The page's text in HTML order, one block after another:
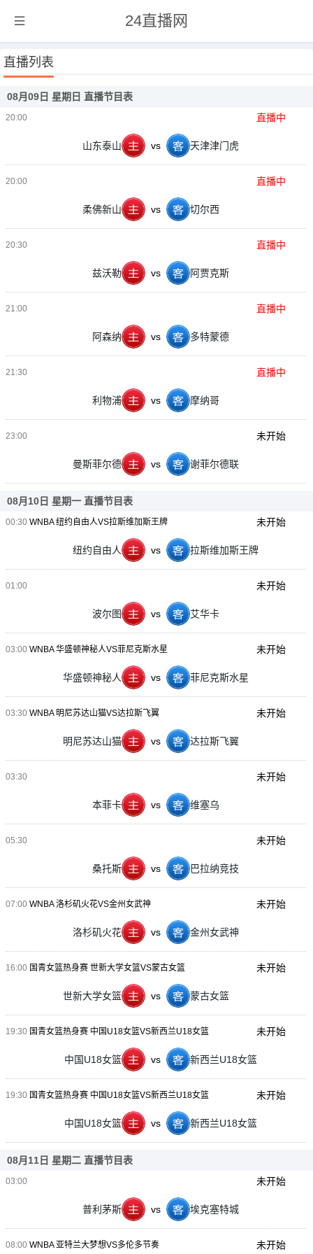
24直播网
直播列表
08月09日 星期日 直播节目表
20:00
山东泰山 vs 天津津门虎
直播中
20:00
柔佛新山 vs 切尔西
直播中
20:30
兹沃勒 vs 阿贾克斯
直播中
21:00
阿森纳 vs 多特蒙德
直播中
21:30
利物浦 vs 摩纳哥
直播中
23:00
曼斯菲尔德 vs 谢菲尔德联
未开始
08月10日 星期一 直播节目表
00:30 WNBA 纽约自由人VS拉斯维加斯王牌
纽约自由人 vs 拉斯维加斯王牌
未开始
01:00
波尔图 vs 艾华卡
未开始
03:00 WNBA 华盛顿神秘人VS菲尼克斯水星
华盛顿神秘人 vs 菲尼克斯水星
未开始
03:30 WNBA 明尼苏达山猫VS达拉斯飞翼
明尼苏达山猫 vs 达拉斯飞翼
未开始
03:30
本菲卡 vs 维塞乌
未开始
05:30
桑托斯 vs 巴拉纳竞技
未开始
07:00 WNBA 洛杉矶火花VS金州女武神
洛杉矶火花 vs 金州女武神
未开始
16:00 国青女篮热身赛 世新大学女篮VS蒙古女篮
世新大学女篮 vs 蒙古女篮
未开始
19:30 国青女篮热身赛 中国U18女篮VS新西兰U18女篮
中国U18女篮 vs 新西兰U18女篮
未开始
19:30 国青女篮热身赛 中国U18女篮VS新西兰U18女篮
中国U18女篮 vs 新西兰U18女篮
未开始
08月11日 星期二 直播节目表
03:00
普利茅斯 vs 埃克塞特城
未开始
08:00 WNBA 亚特兰大梦想VS多伦多节奏 未开始